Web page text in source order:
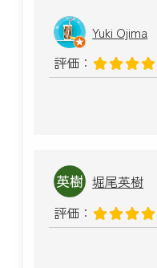
Yuki Ojima
評価：
堀尾英樹
評価：